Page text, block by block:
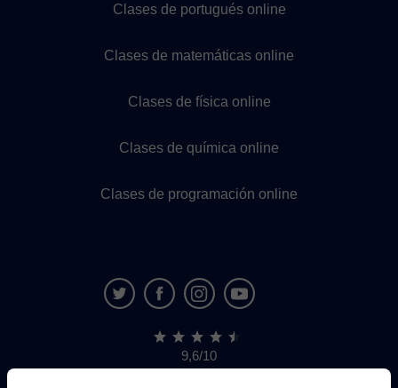
Clases de portugués online
Clases de matemáticas online
Clases de física online
Clases de química online
Clases de programación online
9,6/10
1.339.284